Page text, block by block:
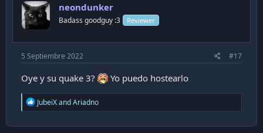
neondunker
Badass goodguy :3 Reviewer
5 Septiembre 2022 #17
Oye y su quake 3? Yo puedo hostearlo
R
e
c
JubeiXandAriadno